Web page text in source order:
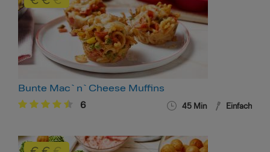
Bunte Mac`n`Cheese Muffins
6 45 Min Einfach